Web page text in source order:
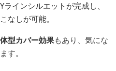
インシルエットが完成し、
なしが可能。
体型カバー効果もあり、気にな
す。